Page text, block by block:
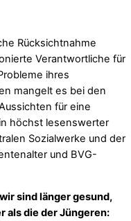
Rücksichtnahme
Verantwortliche für
ihres
mangelt es bei den
für eine
höchst lesenswerter
Sozialwerke und der
und BVG-
sind länger gesund,
als die der Jüngeren: